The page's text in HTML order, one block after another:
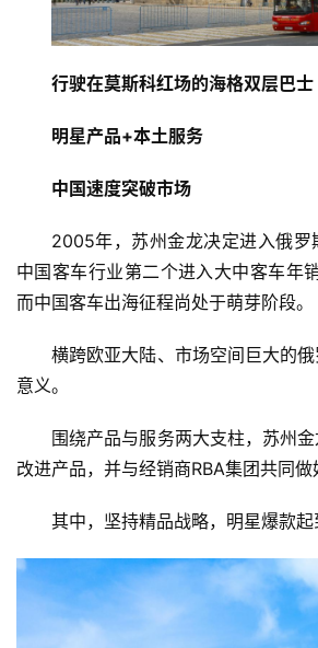
行驶在莫斯科红场的海格双层巴士
明星产品+本土服务
中国速度突破市场
2005年，苏州金龙决定进入俄罗
中国客车行业第二个进入大中客车年
而中国客车出海征程尚处于萌芽阶段。
横跨欧亚大陆、市场空间巨大的
意义。
围绕产品与服务两大支柱，苏州
改进产品，并与经销商RBA集团共同做
其中，坚持精品战略，明星爆款起